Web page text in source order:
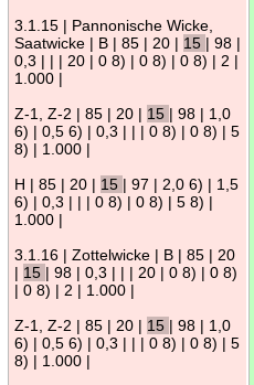
3.1.15 | Pannonische Wicke,
Saatwicke | B | 85 | 20 | 15 | 98 |
0,3 | | | 20 | 0 8) | 0 8) | 0 8) | 2 |
1.000 |
Z-1, Z-2 | 85 | 20 | 15 | 98 | 1,0
6) | 0,5 6) | 0,3 | | | 0 8) | 0 8) | 5
8) | 1.000 |
H | 85 | 20 | 15 | 97 | 2,0 6) | 1,5
6) | 0,3 | | | 0 8) | 0 8) | 5 8) |
1.000 |
3.1.16 | Zottelwicke | B | 85 | 20
| 15 | 98 | 0,3 | | | 20 | 0 8) | 0 8)
| 0 8) | 2 | 1.000 |
Z-1, Z-2 | 85 | 20 | 15 | 98 | 1,0
6) | 0,5 6) | 0,3 | | | 0 8) | 0 8) | 5
8) | 1.000 |